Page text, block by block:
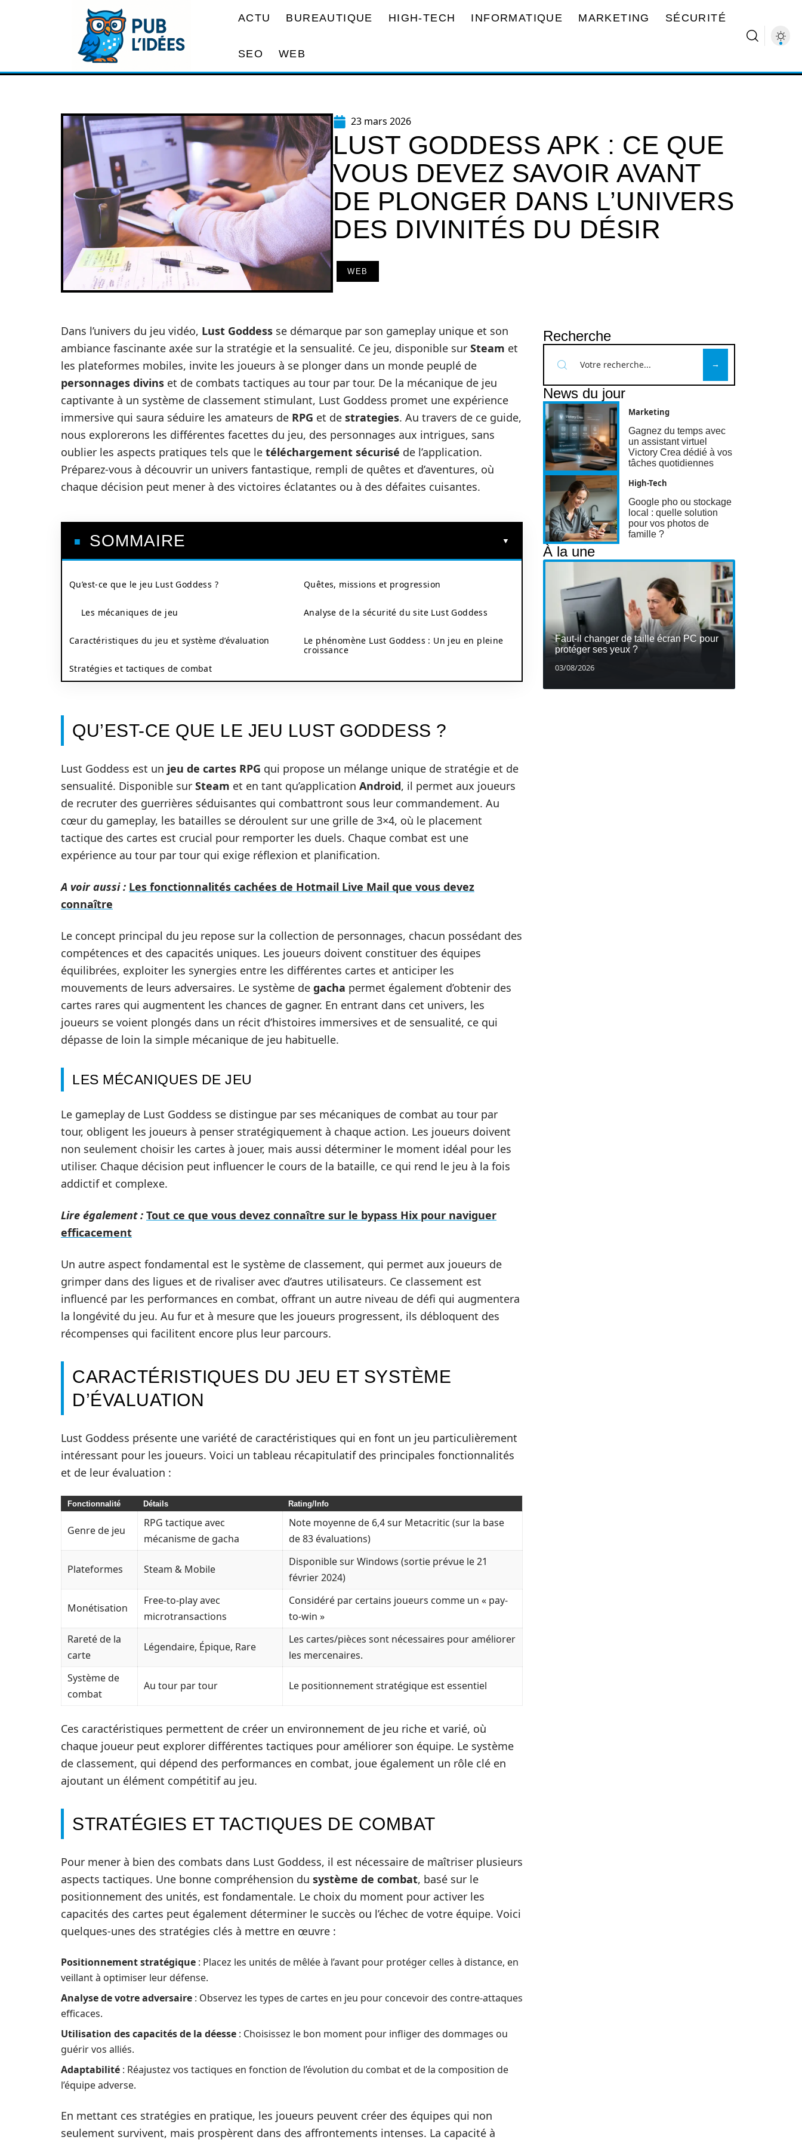
ACTU BUREAUTIQUE HIGH-TECH INFORMATIQUE MARKETING SÉCURITÉ
SEO WEB
23 mars 2026
LUST GODDESS APK : CE QUE
VOUS DEVEZ SAVOIR AVANT
DE PLONGER DANS L’UNIVERS
DES DIVINITÉS DU DÉSIR
WEB
Dans l’univers du jeu vidéo, Lust Goddess se démarque par son gameplay unique et son
ambiance fascinante axée sur la stratégie et la sensualité. Ce jeu, disponible sur Steam et
les plateformes mobiles, invite les joueurs à se plonger dans un monde peuplé de
personnages divins et de combats tactiques au tour par tour. De la mécanique de jeu
captivante à un système de classement stimulant, Lust Goddess promet une expérience
immersive qui saura séduire les amateurs de RPG et de strategies. Au travers de ce guide,
nous explorerons les différentes facettes du jeu, des personnages aux intrigues, sans
oublier les aspects pratiques tels que le téléchargement sécurisé de l’application.
Préparez-vous à découvrir un univers fantastique, rempli de quêtes et d’aventures, où
chaque décision peut mener à des victoires éclatantes ou à des défaites cuisantes.
SOMMAIRE
Qu’est-ce que le jeu Lust Goddess ?
Les mécaniques de jeu
Caractéristiques du jeu et système d’évaluation
Stratégies et tactiques de combat
Quêtes, missions et progression
Analyse de la sécurité du site Lust Goddess
Le phénomène Lust Goddess : Un jeu en pleine
croissance
QU’EST-CE QUE LE JEU LUST GODDESS ?
Lust Goddess est un jeu de cartes RPG qui propose un mélange unique de stratégie et de
sensualité. Disponible sur Steam et en tant qu’application Android, il permet aux joueurs
de recruter des guerrières séduisantes qui combattront sous leur commandement. Au
cœur du gameplay, les batailles se déroulent sur une grille de 3×4, où le placement
tactique des cartes est crucial pour remporter les duels. Chaque combat est une
expérience au tour par tour qui exige réflexion et planification.
A voir aussi : Les fonctionnalités cachées de Hotmail Live Mail que vous devez
connaître
Le concept principal du jeu repose sur la collection de personnages, chacun possédant des
compétences et des capacités uniques. Les joueurs doivent constituer des équipes
équilibrées, exploiter les synergies entre les différentes cartes et anticiper les
mouvements de leurs adversaires. Le système de gacha permet également d’obtenir des
cartes rares qui augmentent les chances de gagner. En entrant dans cet univers, les
joueurs se voient plongés dans un récit d’histoires immersives et de sensualité, ce qui
dépasse de loin la simple mécanique de jeu habituelle.
LES MÉCANIQUES DE JEU
Le gameplay de Lust Goddess se distingue par ses mécaniques de combat au tour par
tour, obligent les joueurs à penser stratégiquement à chaque action. Les joueurs doivent
non seulement choisir les cartes à jouer, mais aussi déterminer le moment idéal pour les
utiliser. Chaque décision peut influencer le cours de la bataille, ce qui rend le jeu à la fois
addictif et complexe.
Lire également : Tout ce que vous devez connaître sur le bypass Hix pour naviguer
efficacement
Un autre aspect fondamental est le système de classement, qui permet aux joueurs de
grimper dans des ligues et de rivaliser avec d’autres utilisateurs. Ce classement est
influencé par les performances en combat, offrant un autre niveau de défi qui augmentera
la longévité du jeu. Au fur et à mesure que les joueurs progressent, ils débloquent des
récompenses qui facilitent encore plus leur parcours.
CARACTÉRISTIQUES DU JEU ET SYSTÈME
D’ÉVALUATION
Lust Goddess présente une variété de caractéristiques qui en font un jeu particulièrement
intéressant pour les joueurs. Voici un tableau récapitulatif des principales fonctionnalités
et de leur évaluation :
Fonctionnalité Détails Rating/Info
Genre de jeu
RPG tactique avec
mécanisme de gacha
Note moyenne de 6,4 sur Metacritic (sur la base
de 83 évaluations)
Plateformes Steam & Mobile
Disponible sur Windows (sortie prévue le 21
février 2024)
Monétisation
Free-to-play avec
microtransactions
Considéré par certains joueurs comme un « pay-
to-win »
Rareté de la
carte
Légendaire, Épique, Rare
Les cartes/pièces sont nécessaires pour améliorer
les mercenaires.
Système de
combat
Au tour par tour Le positionnement stratégique est essentiel
Ces caractéristiques permettent de créer un environnement de jeu riche et varié, où
chaque joueur peut explorer différentes tactiques pour améliorer son équipe. Le système
de classement, qui dépend des performances en combat, joue également un rôle clé en
ajoutant un élément compétitif au jeu.
STRATÉGIES ET TACTIQUES DE COMBAT
Pour mener à bien des combats dans Lust Goddess, il est nécessaire de maîtriser plusieurs
aspects tactiques. Une bonne compréhension du système de combat, basé sur le
positionnement des unités, est fondamentale. Le choix du moment pour activer les
capacités des cartes peut également déterminer le succès ou l’échec de votre équipe. Voici
quelques-unes des stratégies clés à mettre en œuvre :
Positionnement stratégique : Placez les unités de mêlée à l’avant pour protéger celles à distance, en
veillant à optimiser leur défense.
Analyse de votre adversaire : Observez les types de cartes en jeu pour concevoir des contre-attaques
efficaces.
Utilisation des capacités de la déesse : Choisissez le bon moment pour infliger des dommages ou
guérir vos alliés.
Adaptabilité : Réajustez vos tactiques en fonction de l’évolution du combat et de la composition de
l’équipe adverse.
En mettant ces stratégies en pratique, les joueurs peuvent créer des équipes qui non
seulement survivent, mais prospèrent dans des affrontements intenses. La capacité à
Recherche
News du jour
Marketing
Gagnez du temps avec
un assistant virtuel
Victory Crea dédié à vos
tâches quotidiennes
High-Tech
Google pho ou stockage
local : quelle solution
pour vos photos de
famille ?
À la une
Faut-il changer de taille écran PC pour
protéger ses yeux ?
03/08/2026